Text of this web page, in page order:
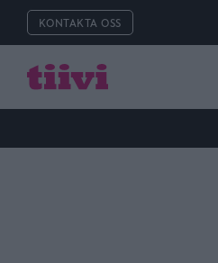
KONTAKTA OSS